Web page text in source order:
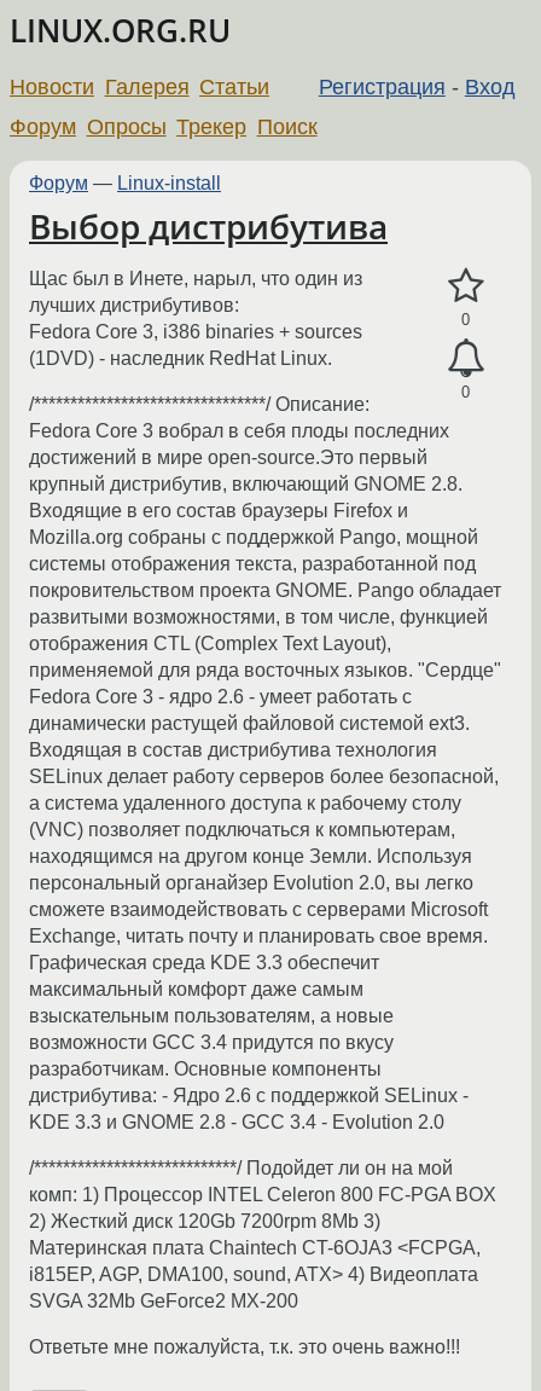
LINUX.ORG.RU
Регистрация - Вход
Новости Галерея Статьи
Форум Опросы Трекер Поиск
Форум — Linux-install
Выбор дистрибутива
0
0
Щас был в Инете, нарыл, что один из
лучших дистрибутивов:
Fedora Core 3, i386 binaries + sources
(1DVD) - наследник RedHat Linux.
/********************************/ Описание:
Fedora Core 3 вобрал в себя плоды последних
достижений в мире open-source.Это первый
крупный дистрибутив, включающий GNOME 2.8.
Входящие в его состав браузеры Firefox и
Mozilla.org собраны с поддержкой Pango, мощной
системы отображения текста, разработанной под
покровительством проекта GNOME. Pango обладает
развитыми возможностями, в том числе, функцией
отображения CTL (Complex Text Layout),
применяемой для ряда восточных языков. "Сердце"
Fedora Core 3 - ядро 2.6 - умеет работать с
динамически растущей файловой системой ext3.
Входящая в состав дистрибутива технология
SELinux делает работу серверов более безопасной,
а система удаленного доступа к рабочему столу
(VNC) позволяет подключаться к компьютерам,
находящимся на другом конце Земли. Используя
персональный органайзер Evolution 2.0, вы легко
сможете взаимодействовать с серверами Microsoft
Exchange, читать почту и планировать свое время.
Графическая среда KDE 3.3 обеспечит
максимальный комфорт даже самым
взыскательным пользователям, а новые
возможности GCC 3.4 придутся по вкусу
разработчикам. Основные компоненты
дистрибутива: - Ядро 2.6 с поддержкой SELinux -
KDE 3.3 и GNOME 2.8 - GCC 3.4 - Evolution 2.0
/****************************/ Подойдет ли он на мой
комп: 1) Процессор INTEL Celeron 800 FC-PGA BOX
2) Жесткий диск 120Gb 7200rpm 8Mb 3)
Материнская плата Chaintech CT-6OJA3 <FCPGA,
i815EP, AGP, DMA100, sound, ATX> 4) Видеоплата
SVGA 32Mb GeForce2 MX-200
Ответьте мне пожалуйста, т.к. это очень важно!!!